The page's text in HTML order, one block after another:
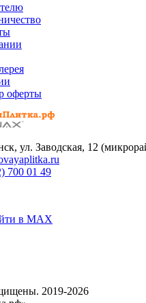
оферты
ул. Заводская, 12
700 01 49
2019-2026